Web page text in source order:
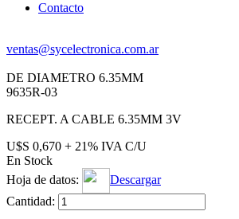
Contacto
ventas@sycelectronica.com.ar
DE DIAMETRO 6.35MM
9635R-03
RECEPT. A CABLE 6.35MM 3V
U$S 0,670 + 21% IVA C/U
En Stock
Hoja de datos:
Descargar
Cantidad: